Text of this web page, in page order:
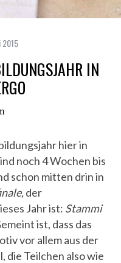
2015
IN
noch 4 Wochen bis
schon mitten drin in
der
Jahr ist: Stammi
ist, dass das
vor allem aus der
die Teilchen also wie